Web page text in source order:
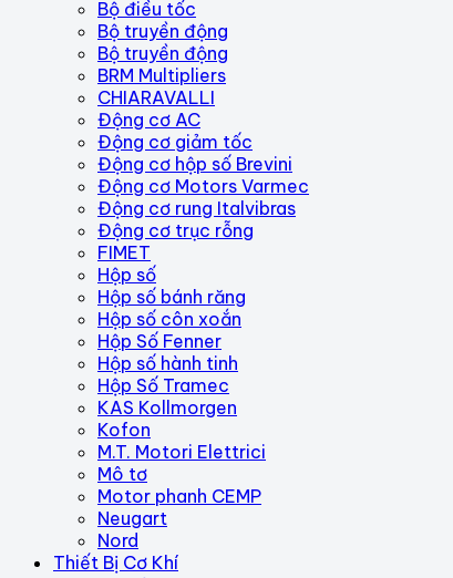
Bộ điều tốc
Bộ truyền động
Bộ truyền động
BRM Multipliers
CHIARAVALLI
Động cơ AC
Động cơ giảm tốc
Động cơ hộp số Brevini
Động cơ Motors Varmec
Động cơ rung Italvibras
Động cơ trục rỗng
FIMET
Hộp số
Hộp số bánh răng
Hộp số côn xoắn
Hộp Số Fenner
Hộp số hành tinh
Hộp Số Tramec
KAS Kollmorgen
Kofon
M.T. Motori Elettrici
Mô tơ
Motor phanh CEMP
Neugart
Nord
Thiết Bị Cơ Khí